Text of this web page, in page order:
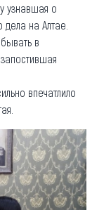
узнавшая о
на Алтае.
в
впечатлило